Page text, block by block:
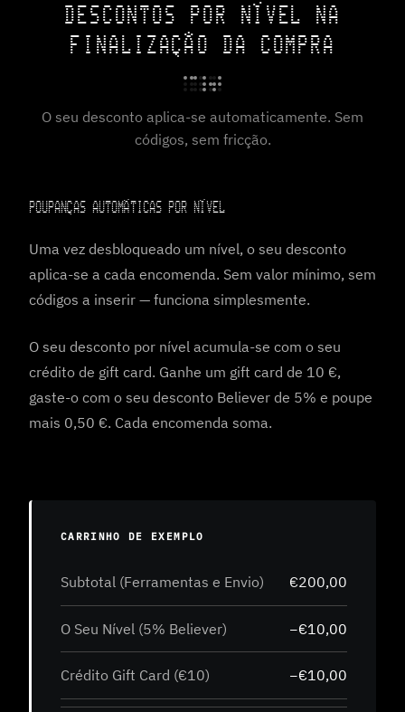
DESCONTOS POR NÍVEL NA
FINALIZAÇÃO DA COMPRA
O seu desconto aplica-se automaticamente. Sem
códigos, sem fricção.
POUPANÇAS AUTOMÁTICAS POR NÍVEL
Uma vez desbloqueado um nível, o seu desconto
aplica-se a cada encomenda. Sem valor mínimo, sem
códigos a inserir — funciona simplesmente.
O seu desconto por nível acumula-se com o seu
crédito de gift card. Ganhe um gift card de 10 €,
gaste-o com o seu desconto Believer de 5% e poupe
mais 0,50 €. Cada encomenda soma.
CARRINHO DE EXEMPLO
Subtotal (Ferramentas e Envio) €200,00
O Seu Nível (5% Believer) −€10,00
Crédito Gift Card (€10) −€10,00